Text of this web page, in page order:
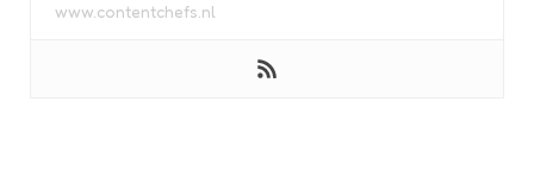
www.contentchefs.nl